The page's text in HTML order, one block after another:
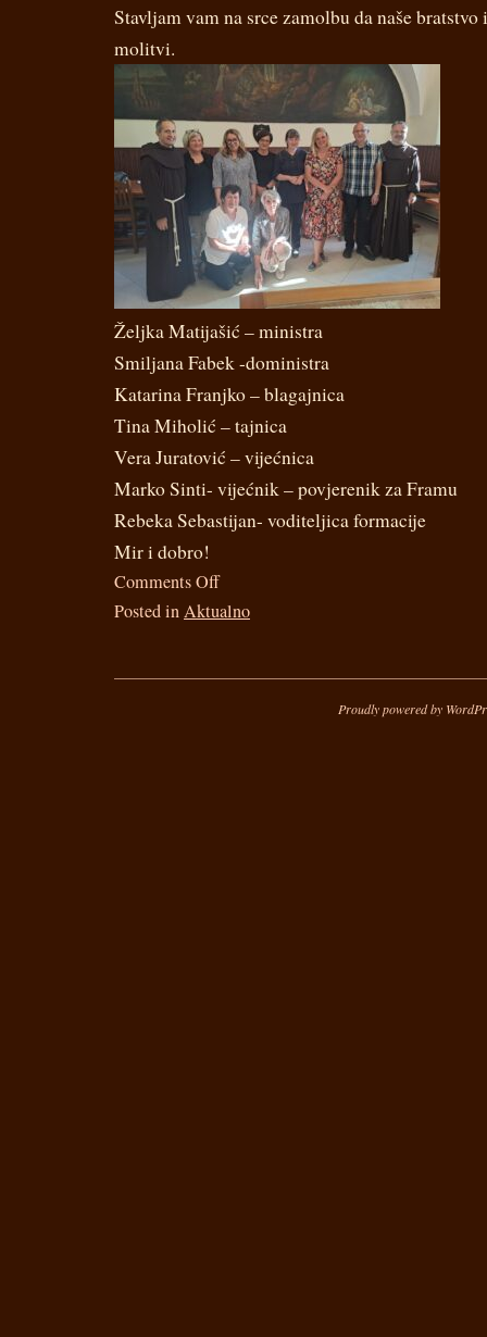
Stavljam vam na srce zamolbu da naše
molitvi.
Željka Matijašić – ministra
Smiljana Fabek -doministra
Katarina Franjko – blagajnica
Tina Miholić – tajnica
Vera Juratović – vijećnica
Marko Sinti- vijećnik – povjerenik za Framu
Rebeka Sebastijan- voditeljica formacije
Mir i dobro!
Comments Off
Posted inAktualno
Proudly powered by